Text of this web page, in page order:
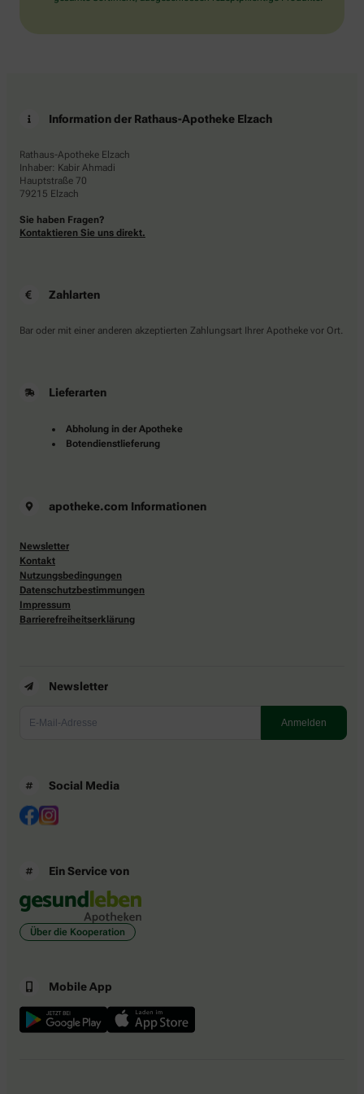
Information der Rathaus-Apotheke Elzach
Rathaus-Apotheke Elzach
Inhaber: Kabir Ahmadi
Hauptstraße 70
79215 Elzach
Sie haben Fragen?
Kontaktieren Sie uns direkt.
Zahlarten
Bar oder mit einer anderen akzeptierten Zahlungsart Ihrer Apotheke vor Ort.
Lieferarten
Abholung in der Apotheke
Botendienstlieferung
apotheke.com Informationen
Newsletter
Kontakt
Nutzungsbedingungen
Datenschutzbestimmungen
Impressum
Barrierefreiheitserklärung
Newsletter
Social Media
Ein Service von
Über die Kooperation
Mobile App